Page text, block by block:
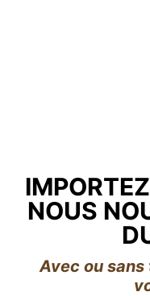
NOUS
Avec ou